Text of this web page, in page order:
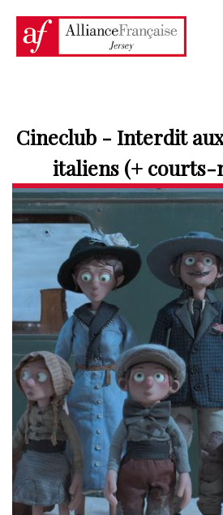
Cineclub - Interdit
italiens (+ courts-